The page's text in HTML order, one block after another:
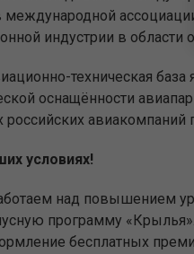
международной
индустрии в области
техническая
оснащённости
российских авиакомпаний
условиях!
над повышением
программу
бесплатных